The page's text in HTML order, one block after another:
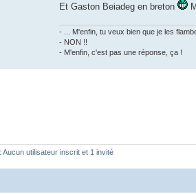
Et Gaston Beiadeg en breton
- ... M'enfin, tu veux bien que je les
- NON !!
- M'enfin, c'est pas une réponse, ça !
utilisateur inscrit et 1 invité